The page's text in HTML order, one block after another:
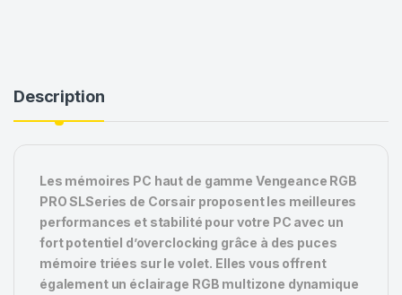
Description
Les mémoires PC haut de gamme Vengeance RGB
PRO SLSeries de Corsair proposent les meilleures
performances et stabilité pour votre PC avec un
fort potentiel d’overclocking grâce à des puces
mémoire triées sur le volet. Elles vous offrent
également un éclairage RGB multizone dynamique